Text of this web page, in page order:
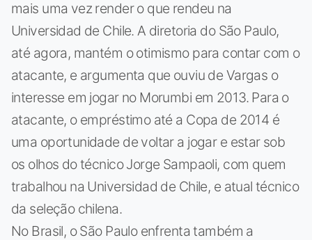
mais uma vez render o que rendeu na
Universidad de Chile. A diretoria do São Paulo,
até agora, mantém o otimismo para contar com o
atacante, e argumenta que ouviu de Vargas o
interesse em jogar no Morumbi em 2013. Para o
atacante, o empréstimo até a Copa de 2014 é
uma oportunidade de voltar a jogar e estar sob
os olhos do técnico Jorge Sampaoli, com quem
trabalhou na Universidad de Chile, e atual técnico
da seleção chilena.
No Brasil, o São Paulo enfrenta também a